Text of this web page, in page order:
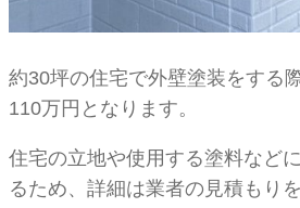
約30坪の住宅で外壁塗装をする
110万円となります。
住宅の立地や使用する塗料など
るため、詳細は業者の見積もり